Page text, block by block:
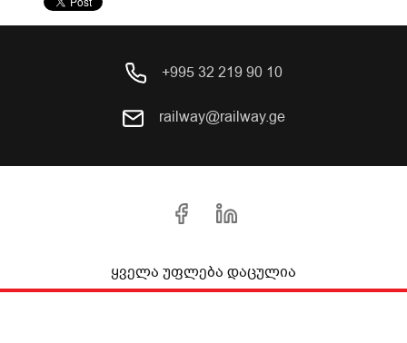
+995 32 219 90 10
railway@railway.ge
ყველა უფლება დაცულია